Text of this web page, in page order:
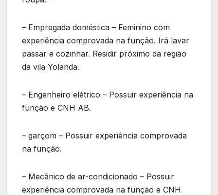
– Empregada doméstica – Feminino com
experiência comprovada na função. Irá lavar
passar e cozinhar. Residir próximo da região
da vila Yolanda.
– Engenheiro elétrico – Possuir experiência na
função e CNH AB.
– garçom – Possuir experiência comprovada
na função.
– Mecânico de ar-condicionado – Possuir
experiência comprovada na função e CNH